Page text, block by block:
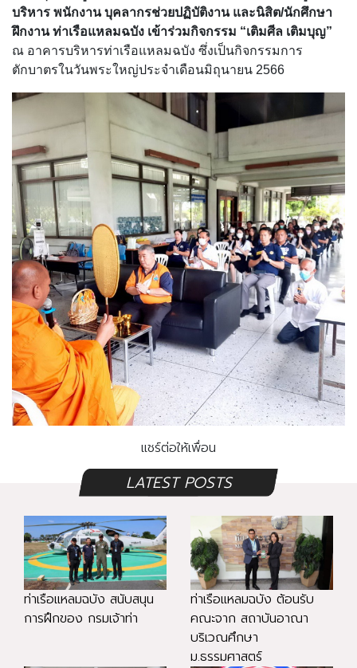
บริหาร พนักงาน บุคลากรช่วยปฏิบัติงาน และนิสิต/นักศึกษา
ฝึกงาน ท่าเรือแหลมฉบัง เข้าร่วมกิจกรรม “เติมศีล เติมบุญ”
ณ อาคารบริหารท่าเรือแหลมฉบัง ซึ่งเป็นกิจกรรมการ
ตักบาตรในวันพระใหญ่ประจำเดือนมิถุนายน 2566
แชร์ต่อให้เพื่อน
LATEST POSTS
ท่าเรือแหลมฉบัง สนับสนุน
การฝึกของ กรมเจ้าท่า
ท่าเรือแหลมฉบัง ต้อนรับ
คณะจาก สถาบันอาณา
บริเวณศึกษา
ม.ธรรมศาสตร์